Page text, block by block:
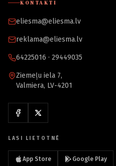
KONTAKTI
eliesma@eliesma.lv
reklama@eliesma.lv
64225016 · 29449035
Ziemeļu iela 7,
Valmiera, LV-4201
LASI LIETOTNĒ
App Store Google Play